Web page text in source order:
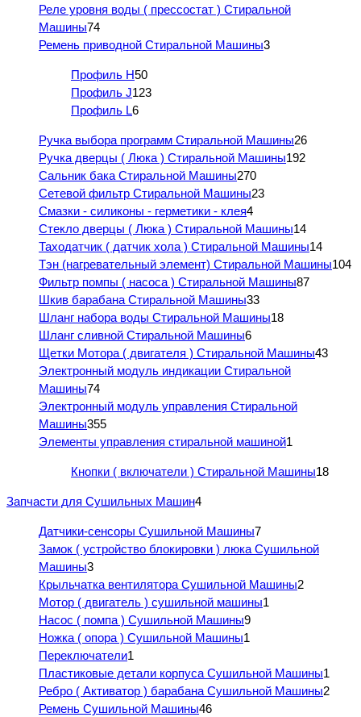
Реле уровня воды ( прессостат ) Стиральной
Машины74
Ремень приводной Стиральной Машины3
Профиль H50
Профиль J123
Профиль L6
Ручка выбора программ Стиральной Машины26
Ручка дверцы ( Люка ) Стиральной Машины192
Сальник бака Стиральной Машины270
Сетевой фильтр Стиральной Машины23
Смазки - силиконы - герметики - клея4
Стекло дверцы ( Люка ) Стиральной Машины14
Таходатчик ( датчик хола ) Стиральной Машины14
Тэн (нагревательный элемент) Стиральной Машины104
Фильтр помпы ( насоса ) Стиральной Машины87
Шкив барабана Стиральной Машины33
Шланг набора воды Стиральной Машины18
Шланг сливной Стиральной Машины6
Щетки Мотора ( двигателя ) Стиральной Машины43
Электронный модуль индикации Стиральной
Машины74
Электронный модуль управления Стиральной
Машины355
Элементы управления стиральной машиной1
Кнопки ( включатели ) Стиральной Машины18
Запчасти для Сушильных Машин4
Датчики-сенсоры Сушильной Машины7
Замок ( устройство блокировки ) люка Сушильной
Машины3
Крыльчатка вентилятора Сушильной Машины2
Мотор ( двигатель ) сушильной машины1
Насос ( помпа ) Сушильной Машины9
Ножка ( опора ) Сушильной Машины1
Переключатели1
Пластиковые детали корпуса Сушильной Машины1
Ребро ( Активатор ) барабана Сушильной Машины2
Ремень Сушильной Машины46